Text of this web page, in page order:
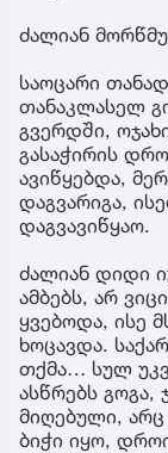
ძალიან
საოცარი
თანაკლასელ
გვერდში,
გასაჭირის
ავიწყებდა,
დაგვარიგა,
დაგვავიწყაო.
ძალიან დიდი
ამბებს, არ
ყვებოდა, ისე
ხოცავდა.
თქმა… სულ
ასწრებს გოგა,
მიღებული,
ბიჭი იყო,